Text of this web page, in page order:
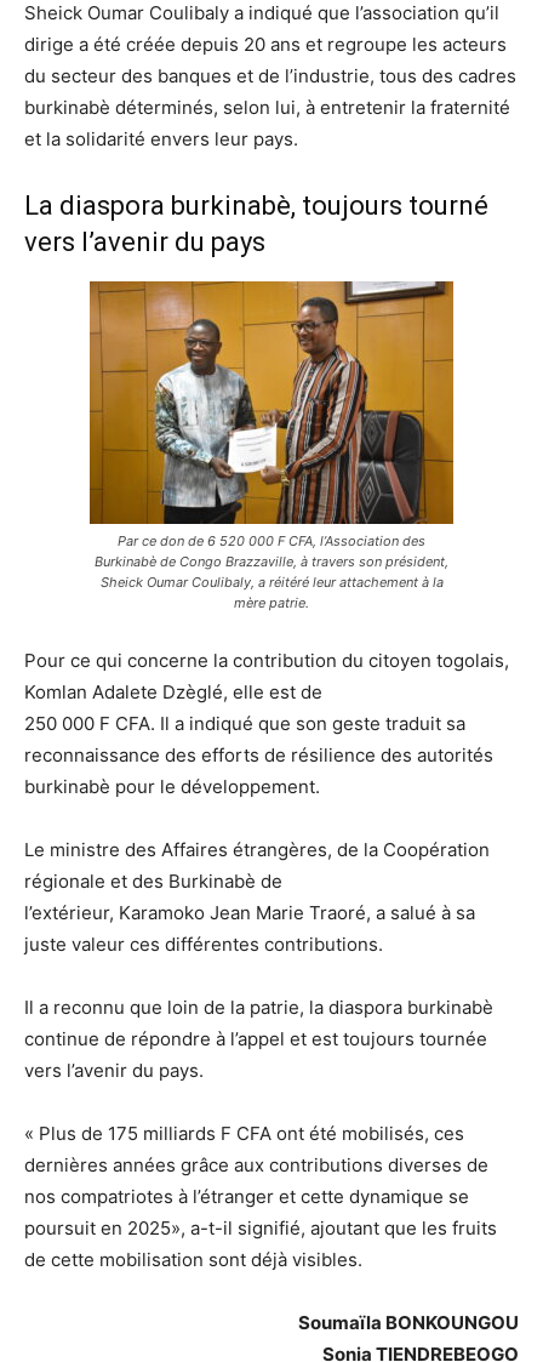
Sheick Oumar Coulibaly a indiqué que l’association qu’il
dirige a été créée depuis 20 ans et regroupe les acteurs
du secteur des banques et de l’industrie, tous des cadres
burkinabè déterminés, selon lui, à entretenir la fraternité
et la solidarité envers leur pays.
La diaspora burkinabè, toujours tourné
vers l’avenir du pays
Par ce don de 6 520 000 F CFA, l’Association des
Burkinabè de Congo Brazzaville, à travers son président,
Sheick Oumar Coulibaly, a réitéré leur attachement à la
mère patrie.
Pour ce qui concerne la contribution du citoyen togolais,
Komlan Adalete Dzèglé, elle est de
250 000 F CFA. Il a indiqué que son geste traduit sa
reconnaissance des efforts de résilience des autorités
burkinabè pour le développement.
Le ministre des Affaires étrangères, de la Coopération
régionale et des Burkinabè de
l’extérieur, Karamoko Jean Marie Traoré, a salué à sa
juste valeur ces différentes contributions.
Il a reconnu que loin de la patrie, la diaspora burkinabè
continue de répondre à l’appel et est toujours tournée
vers l’avenir du pays.
« Plus de 175 milliards F CFA ont été mobilisés, ces
dernières années grâce aux contributions diverses de
nos compatriotes à l’étranger et cette dynamique se
poursuit en 2025», a-t-il signifié, ajoutant que les fruits
de cette mobilisation sont déjà visibles.
Soumaïla BONKOUNGOU
Sonia TIENDREBEOGO